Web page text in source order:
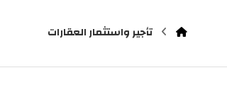
تأجير واستثمار العقارات